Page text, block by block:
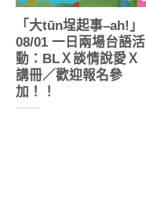
「大tūn埕起事–ah!」
08/01 一日兩場台語活
動：BLＸ談情說愛Ｘ
講冊／歡迎報名參
加！！